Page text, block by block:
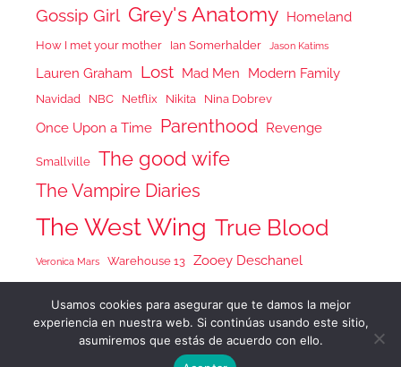
Gossip Girl Grey's Anatomy Homeland
How I met your mother Ian Somerhalder Jason Katims
Lauren Graham Lost Mad Men Modern Family
Navidad NBC Netflix Nikita Nina Dobrev
Once Upon a Time Parenthood Revenge
Smallville The good wife
The Vampire Diaries
The West Wing True Blood
Veronica Mars Warehouse 13 Zooey Deschanel
Tema para WordPress: Donovan de ThemeZee.
Usamos cookies para asegurar que te damos la mejor
experiencia en nuestra web. Si continúas usando este sitio,
asumiremos que estás de acuerdo con ello.